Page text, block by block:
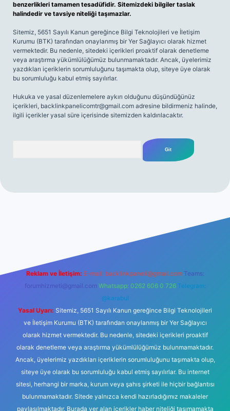
benzerlikleri tamamen tesadüfidir. Sitemizdeki bilgiler taslak
halindedir ve tavsiye niteliği taşımazlar.
Sitemiz, 5651 Sayılı Kanun gereğince Bilgi Teknolojileri ve İletişim
Kurumu (BTK) tarafından onaylanmış bir Yer Sağlayıcı olarak hizmet
vermektedir. Bu nedenle, sitedeki içerikleri proaktif olarak denetleme
veya araştırma yükümlülüğümüz bulunmamaktadır. Ancak, üyelerimiz
yazdıkları içeriklerin sorumluluğunu taşımakta olup, siteye üye olarak
bu sorumluluğu kabul etmiş sayılırlar.
Hukuka ve yasal düzenlemelere aykırı olduğunu düşündüğünüz
içerikleri, backlinkpanelicomtr@gmail.com adresine bildirmeniz halinde,
ilgili içerikler yasal süre içerisinde sitemizden kaldırılacaktır.
Reklam ve İletişim: E-mail: backlinkpaneli@gmail.com Teams:
forumhizmeti@gmail.com Whatsapp: 0262 606 0 726 Telegram:
@karabul
Yasal Uyarı: Sitemiz, 5651 Sayılı Kanun gereğince Bilgi Teknolojileri
ve İletişim Kurumu (BTK) tarafından onaylanmış bir Yer Sağlayıcı
olarak hizmet vermektedir. Bu nedenle, sitedeki içerikleri proaktif
olarak denetleme veya araştırma yükümlülüğümüz bulunmamaktadır.
Ancak, üyelerimiz yazdıkları içeriklerin sorumluluğunu taşımakta olup,
siteye üye olarak bu sorumluluğu kabul etmiş sayılırlar. Bu internet
sitesi, herhangi bir marka, kurum veya şahıs şirketi ile hiçbir bağlantısı
bulunmamaktadır. Sitede yalnızca kendi hazırladığımız makaleler
paylaşılmaktadır. Burada yer alan içerikler haber niteliği taşımamakta